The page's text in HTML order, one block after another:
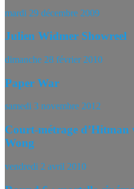
mardi 29 décembre 2009
Julien Widmer Showreel
dimanche 28 février 2010
Paper War
samedi 3 novembre 2012
Court-métrage d’Hitman
Wong
vendredi 2 avril 2010